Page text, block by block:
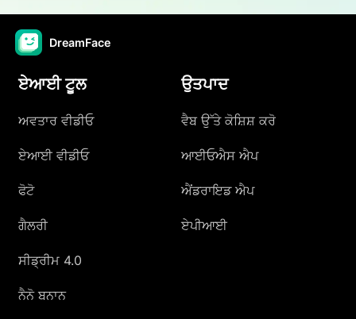
DreamFace
ਏਆਈ ਟੂਲ
ਅਵਤਾਰ ਵੀਡੀਓ
ਏਆਈ ਵੀਡੀਓ
ਫੋਟੋ
ਗੈਲਰੀ
ਸੀਡ੍ਰੀਮ 4.0
ਨੈਨੋ ਬਨਾਨ
ਉਤਪਾਦ
ਵੈਬ ਉੱਤੇ ਕੋਸ਼ਿਸ਼ ਕਰੋ
ਆਈਓਐਸ ਐਪ
ਐਂਡਰਾਇਡ ਐਪ
ਏਪੀਆਈ